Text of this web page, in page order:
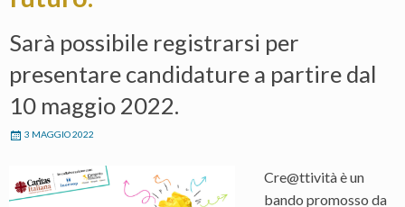
Sarà possibile registrarsi per
presentare candidature a partire dal
10 maggio 2022.
3 MAGGIO 2022
Cre@ttività è un
bando promosso da